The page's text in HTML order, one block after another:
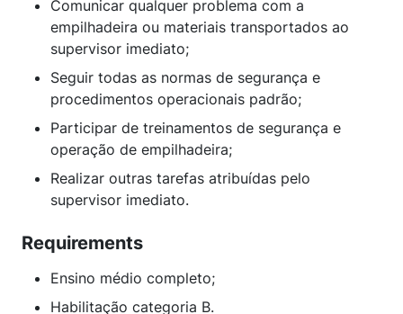
Comunicar qualquer problema com a
empilhadeira ou materiais transportados ao
supervisor imediato;
Seguir todas as normas de segurança e
procedimentos operacionais padrão;
Participar de treinamentos de segurança e
operação de empilhadeira;
Realizar outras tarefas atribuídas pelo
supervisor imediato.
Requirements
Ensino médio completo;
Habilitação categoria B.